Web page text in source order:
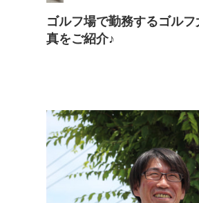
ゴルフ場で勤務するゴル
真をご紹介♪